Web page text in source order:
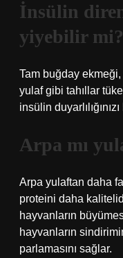
İnsülin
yiyebilir mi?
Tam buğday
yulaf gibi tahıllar
insülin
Arpa mı
Arpa yulaftan daha
proteini daha
hayvanların
hayvanların
parlamasını sağlar.